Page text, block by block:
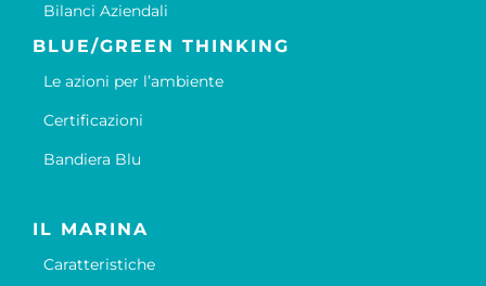
Bilanci Aziendali
BLUE/GREEN THINKING
Le azioni per l’ambiente
Certificazioni
Bandiera Blu
IL MARINA
Caratteristiche